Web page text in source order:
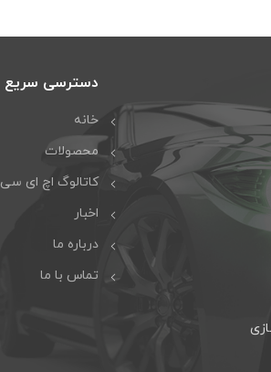
دسترسی سریع
خانه
محصولات
کاتالوگ اچ ای سی
اخبار
درباره ما
تماس با ما